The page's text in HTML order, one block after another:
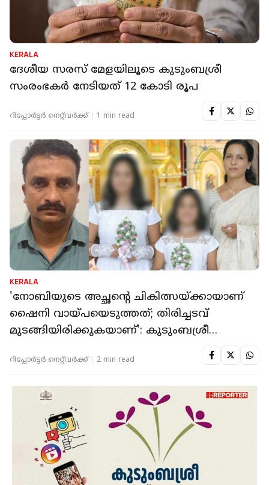
KERALA
ദേശീയ സരസ് മേളയിലൂടെ കുടുംബശ്രീ
സംരംഭകര്‍ നേടിയത് 12 കോടി രൂപ
റിപ്പോർട്ടർ നെറ്റ്‌വര്‍ക്ക്‌ 1 min read
KERALA
'നോബിയുടെ അച്ഛന്റെ ചികിത്സയ്ക്കായാണ്
ഷൈനി വായ്പയെടുത്തത്; തിരിച്ചടവ്
മുടങ്ങിയിരിക്കുകയാണ്': കുടുംബശ്രീ
റിപ്പോർട്ടർ നെറ്റ്‌വര്‍ക്ക്‌ 2 min read